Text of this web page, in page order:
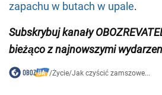
zapachu w butach w upale.
Subskrybuj kanały
bieżąco z najnowszymi
/Życie/Jak czyścić zamszowe...